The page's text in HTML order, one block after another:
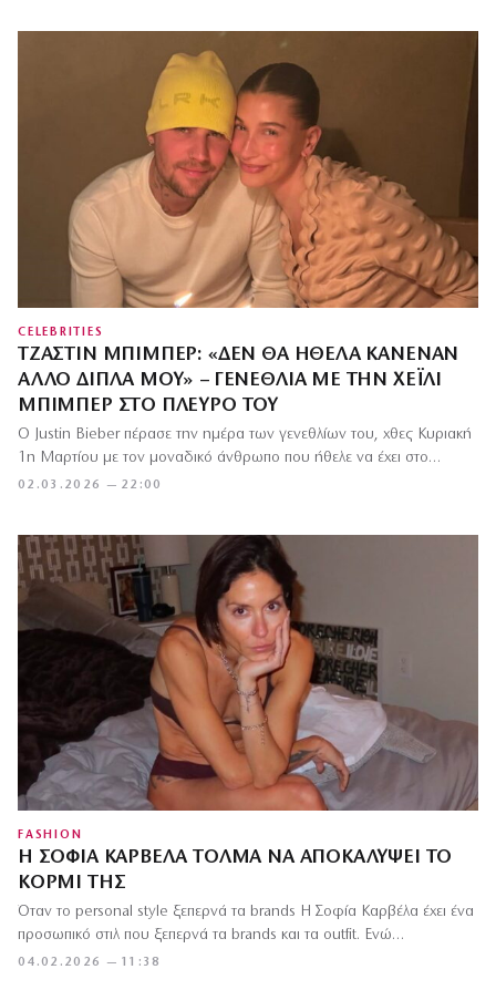
CELEBRITIES
ΤΖΆΣΤΙΝ ΜΠΊΜΠΕΡ: «ΔΕΝ ΘΑ ΉΘΕΛΑ ΚΑΝΈΝΑΝ
ΆΛΛΟ ΔΊΠΛΑ ΜΟΥ» – ΓΕΝΈΘΛΙΑ ΜΕ ΤΗΝ ΧΈΙΛΙ
ΜΠΊΜΠΕΡ ΣΤΟ ΠΛΕΥΡΌ ΤΟΥ
02.03.2026 — 22:00
Ο Justin Bieber πέρασε την ημέρα των γενεθλίων του, χθες Κυριακή
1η Μαρτίου με τον μοναδικό άνθρωπο που ήθελε να έχει στο…
FASHION
Η ΣΟΦΊΑ ΚΑΡΒΈΛΑ ΤΟΛΜΆ ΝΑ ΑΠΟΚΑΛΎΨΕΙ ΤΟ
ΚΟΡΜΊ ΤΗΣ
04.02.2026 — 11:38
Όταν το personal style ξεπερνά τα brands Η Σοφία Καρβέλα έχει ένα
προσωπικό στιλ που ξεπερνά τα brands και τα outfit. Ενώ…